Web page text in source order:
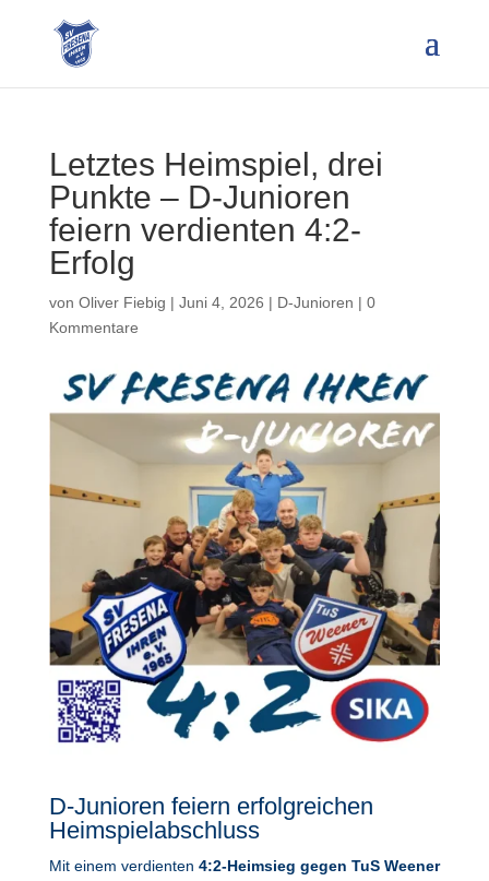
Letztes Heimspiel, drei
Punkte – D-Junioren
feiern verdienten 4:2-
Erfolg
von Oliver Fiebig | Juni 4, 2026 | D-Junioren | 0
Kommentare
D-Junioren feiern erfolgreichen
Heimspielabschluss
Mit einem verdienten 4:2-Heimsieg gegen TuS Weener